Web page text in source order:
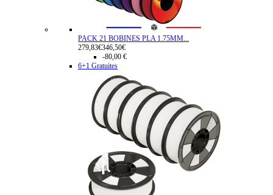
PACK 21 BOBINES PLA 1.75MM...
279,83€346,50€
-80,00 €
6+1 Gratuites